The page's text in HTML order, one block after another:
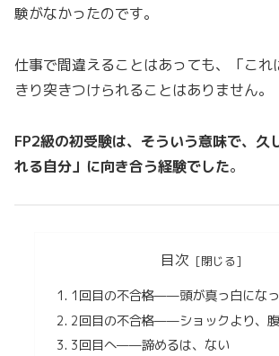
験がなかったのです。
仕事で間違えることはあっても、「これ
きり突きつけられることはありません。
FP2級の初受験は、そういう意味で、久
れる自分」に向き合う経験でした。
目次
1回目の不合格——頭が真っ白にな
2回目の不合格——ショックより、
3回目へ——諦めるは、ない